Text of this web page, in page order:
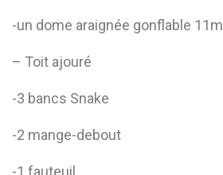
-un dome araignée gonflable 11m
– Toit ajouré
-3 bancs Snake
-2 mange-debout
-1 fauteuil